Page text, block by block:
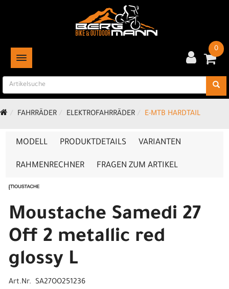
TOGGLE NAVIGATION
0
FAHRRÄDER ELEKTROFAHRRÄDER E-MTB HARDTAIL
MODELL PRODUKTDETAILS VARIANTEN
RAHMENRECHNER FRAGEN ZUM ARTIKEL
Moustache Samedi 27
Off 2 metallic red
glossy L
Art.Nr. SA27OO251236